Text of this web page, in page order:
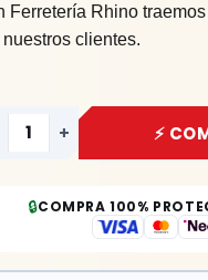
Ferretería Rhino
nuestros clientes.
+ ⚡
🔒COMPRA 100%